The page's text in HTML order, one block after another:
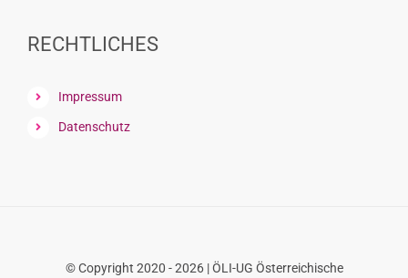
RECHTLICHES
Impressum
Datenschutz
© Copyright 2020 - 2026 | ÖLI-UG Österreichische